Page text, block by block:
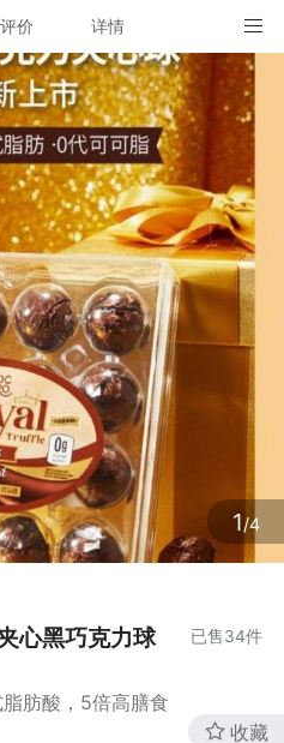
评价 详情
1/4
心黑巧克力球
已售34件
肪酸，5倍高膳食
收藏
说明
、三亚、内蒙、西藏、新
确定
信息
无配送门店
定